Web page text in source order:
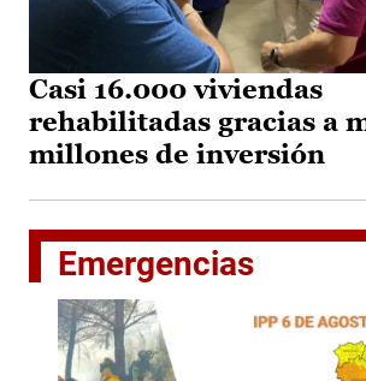
Casi 16.000 viviendas
rehabilitadas gracias a
millones de inversión
Emergencias